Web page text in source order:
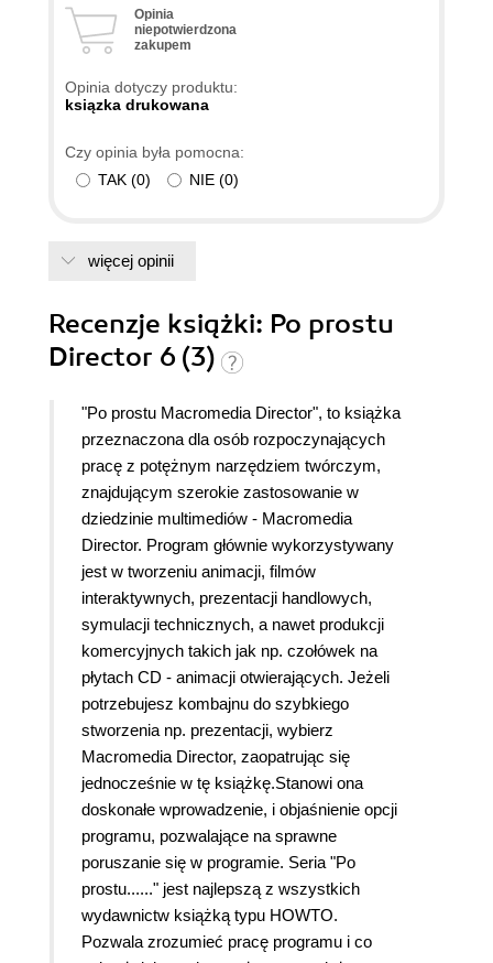
Opinia
niepotwierdzona
zakupem
Opinia dotyczy produktu:
ksiązka drukowana
Czy opinia była pomocna:
TAK (0) NIE (0)
więcej opinii
Recenzje książki: Po prostu
Director 6 (3)
"Po prostu Macromedia Director", to książka
przeznaczona dla osób rozpoczynających
pracę z potężnym narzędziem twórczym,
znajdującym szerokie zastosowanie w
dziedzinie multimediów - Macromedia
Director. Program głównie wykorzystywany
jest w tworzeniu animacji, filmów
interaktywnych, prezentacji handlowych,
symulacji technicznych, a nawet produkcji
komercyjnych takich jak np. czołówek na
płytach CD - animacji otwierających. Jeżeli
potrzebujesz kombajnu do szybkiego
stworzenia np. prezentacji, wybierz
Macromedia Director, zaopatrując się
jednocześnie w tę książkę.Stanowi ona
doskonałe wprowadzenie, i objaśnienie opcji
programu, pozwalające na sprawne
poruszanie się w programie. Seria "Po
prostu......" jest najlepszą z wszystkich
wydawnictw książką typu HOWTO.
Pozwala zrozumieć pracę programu i co